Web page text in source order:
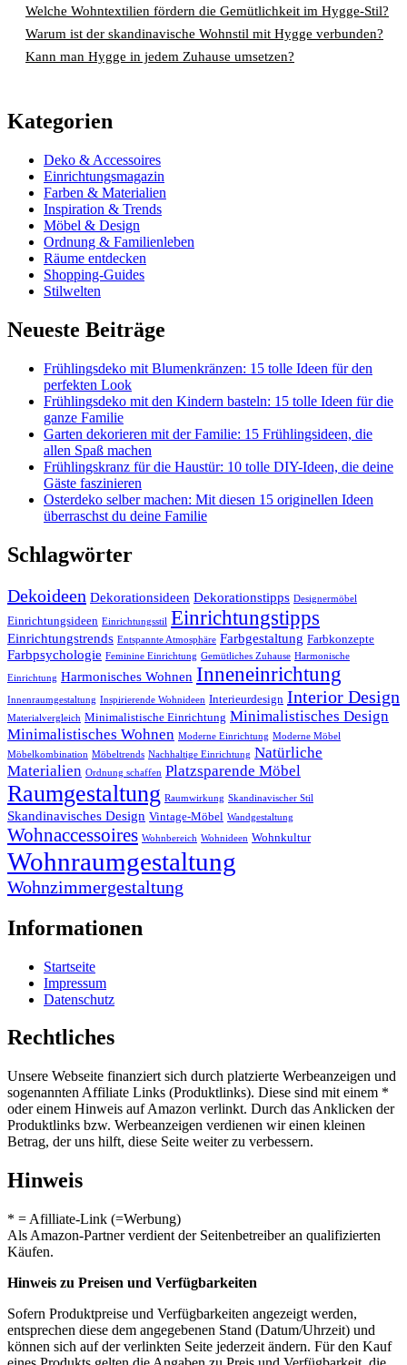
Welche Wohntextilien fördern die Gemütlichkeit im Hygge-Stil?
Warum ist der skandinavische Wohnstil mit Hygge verbunden?
Kann man Hygge in jedem Zuhause umsetzen?
Kategorien
Deko & Accessoires
Einrichtungsmagazin
Farben & Materialien
Inspiration & Trends
Möbel & Design
Ordnung & Familienleben
Räume entdecken
Shopping-Guides
Stilwelten
Neueste Beiträge
Frühlingsdeko mit Blumenkränzen: 15 tolle Ideen für den
perfekten Look
Frühlingsdeko mit den Kindern basteln: 15 tolle Ideen für die
ganze Familie
Garten dekorieren mit der Familie: 15 Frühlingsideen, die
allen Spaß machen
Frühlingskranz für die Haustür: 10 tolle DIY-Ideen, die deine
Gäste faszinieren
Osterdeko selber machen: Mit diesen 15 originellen Ideen
überraschst du deine Familie
Schlagwörter
Dekoideen Dekorationsideen Dekorationstipps Designermöbel
Einrichtungsideen Einrichtungsstil Einrichtungstipps
Einrichtungstrends Entspannte Atmosphäre Farbgestaltung Farbkonzepte
Farbpsychologie Feminine Einrichtung Gemütliches Zuhause Harmonische
Einrichtung Harmonisches Wohnen Inneneinrichtung
Innenraumgestaltung Inspirierende Wohnideen Interieurdesign Interior Design
Materialvergleich Minimalistische Einrichtung Minimalistisches Design
Minimalistisches Wohnen Moderne Einrichtung Moderne Möbel
Möbelkombination Möbeltrends Nachhaltige Einrichtung Natürliche
Materialien Ordnung schaffen Platzsparende Möbel
Raumgestaltung Raumwirkung Skandinavischer Stil
Skandinavisches Design Vintage-Möbel Wandgestaltung
Wohnaccessoires Wohnbereich Wohnideen Wohnkultur
Wohnraumgestaltung
Wohnzimmergestaltung
Informationen
Startseite
Impressum
Datenschutz
Rechtliches
Unsere Webseite finanziert sich durch platzierte Werbeanzeigen und
sogenannten Affiliate Links (Produktlinks). Diese sind mit einem *
oder einem Hinweis auf Amazon verlinkt. Durch das Anklicken der
Produktlinks bzw. Werbeanzeigen verdienen wir einen kleinen
Betrag, der uns hilft, diese Seite weiter zu verbessern.
Hinweis
* = Afilliate-Link (=Werbung)
Als Amazon-Partner verdient der Seitenbetreiber an qualifizierten
Käufen.
Hinweis zu Preisen und Verfügbarkeiten
Sofern Produktpreise und Verfügbarkeiten angezeigt werden,
entsprechen diese dem angegebenen Stand (Datum/Uhrzeit) und
können sich auf der verlinkten Seite jederzeit ändern. Für den Kauf